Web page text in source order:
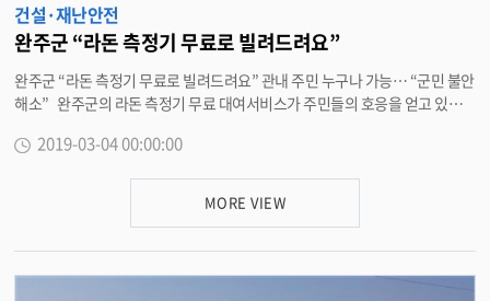
건설·재난안전
완주군 “라돈 측정기 무료로 빌려드려요”
완주군 “라돈 측정기 무료로 빌려드려요” 관내 주민 누구나 가능… “군민 불안
해소” 완주군의 라돈 측정기 무료 대여서비스가 주민들의 호응을 얻고 있다.
훌쩍 넘는 1급 발암물질 라돈이 검출됨에 따라 주민 불안 해소를 위해 대여서
정기 무료 대여 서비스는 완주군에 주소지를 둔 사람은 누구나 대여서비스를
2019-03-04 00:00:00
MORE VIEW